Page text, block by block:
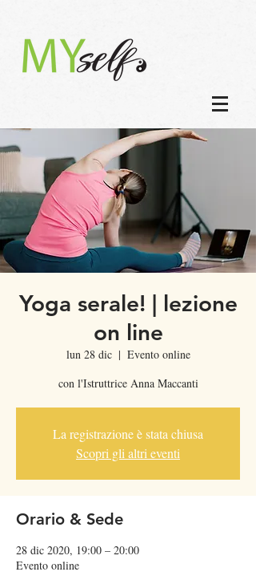
Yoga serale! | lezione
on line
lun 28 dic
  |
Evento online
con l'Istruttrice Anna Maccanti
La registrazione è stata chiusa
Scopri gli altri eventi
Orario & Sede
28 dic 2020, 19:00 – 20:00
Evento online